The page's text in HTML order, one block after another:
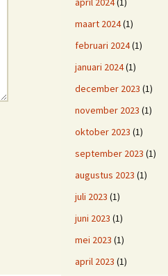
maart 2024(1)
februari 2024(1)
januari 2024(1)
december 2023 (1)
november 2023 (1)
oktober 2023 (1)
september 2023 (1)
augustus 2023 (1)
juli 2023 (1)
juni 2023 (1)
mei 2023 (1)
april 2023 (1)